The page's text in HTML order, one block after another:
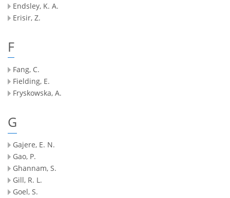
Endsley, K. A.
Erisir, Z.
F
Fang, C.
Fielding, E.
Fryskowska, A.
G
Gajere, E. N.
Gao, P.
Ghannam, S.
Gill, R. L.
Goel, S.